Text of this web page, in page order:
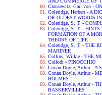
Clausewitz, Carl von -
Coleridge, Herbert - A
OR OLDEST WORDS
Coleridge, S. T. -
Coleridge, S. T. - HINTS
FORMATION OF A
THEORY OF LIFE
Coleridge, S. T. - THE
MARINER
Collins, Wilkie - THE
Collodi - PINOCCHIO
Conan Doyle, Arthur - A
Conan Doyle, Arthur -
HOLMES
Conan Doyle, Arthur -
BASKERVILLES